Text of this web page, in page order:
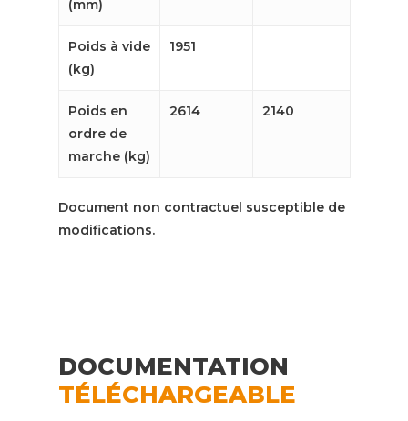
(mm)
Poids à vide
(kg)
1951
Poids en
ordre de
marche (kg)
2614 2140
Document non contractuel susceptible de
modifications.
DOCUMENTATION
TÉLÉCHARGEABLE